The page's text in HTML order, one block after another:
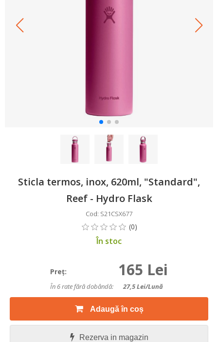
Sticla termos, inox, 620ml, "Standard",
Reef - Hydro Flask
Cod: S21CSX677
În stoc
Preţ: 165 Lei
În 6 rate fără dobândă: 27,5Lei/lună
Adaugă în coș
Rezerva in magazin